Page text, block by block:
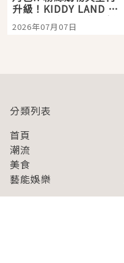
升級！KIDDY LAND 原
宿店吉伊卡哇迎客，新
開幕 OMOKADO 店3分
2026年07月07日
分類列表
首頁
潮流
美食
藝能娛樂